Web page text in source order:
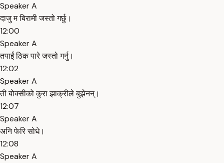
Speaker A
दाजु म बिरामी जस्तो गर्छु।
12:00
Speaker A
तपाईं ठिक पारे जस्तो गर्नु।
12:02
Speaker A
ती बोक्सीको कुरा झाक्रीले बुझेनन्।
12:07
Speaker A
अनि फेरि सोधे।
12:08
Speaker A